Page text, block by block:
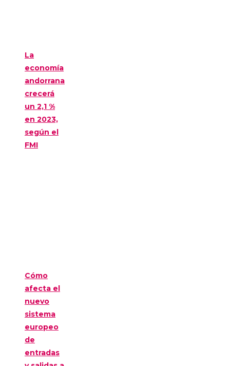
La
economía
andorrana
crecerá
un 2,1 %
en 2023,
según el
FMI
Cómo
afecta el
nuevo
sistema
europeo
de
entradas